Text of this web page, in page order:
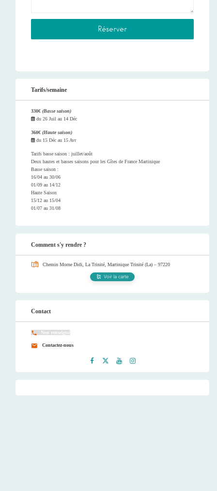
Tarifs/semaine
330€ (Basse saison)
du 26 Juil au 14 Déc
360€ (Haute saison)
du 15 Déc au 15 Avr
Tarifs basse saison : juillet/août
Deux hautes et basses saisons pour les Gîtes de France Martinique
Basse saison :
16/04 au 30/06
01/09 au 14/12
Haute Saison
15/12 au 15/04
01/07 au 31/08
Comment s'y rendre ?
Chemin Morne Didi, La Trinité, Martinique Trinité (La) – 97220
Voir la carte
Contact
Non renseigné
Contactez-nous